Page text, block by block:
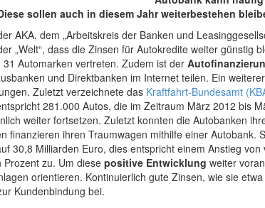
sollen auch in diesem Jahr weiterbestehen
AKA, dem „Arbeitskreis der Banken und
„Welt“, dass die Zinsen für Autokredite weiter günstig
31 Automarken vertreten. Zudem ist der
und Direktbanken im Internet teilen. Ein
Zuletzt verzeichnete das Kraftfahrt-Bundesamt
281.000 Autos, die im Zeitraum März 2012 bis
weiter fortsetzen. Zuletzt konnten die Autobanken
finanzieren ihren Traumwagen mithilfe einer Autobank.
30,8 Milliarden Euro, dies entspricht einem Anstieg
zu. Um diesepositive Entwicklung weiter
orientieren. Kontinuierlich gute Zinsen, wie sie
Kundenbindung bei.